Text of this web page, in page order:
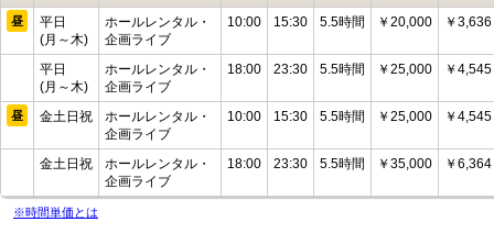
昼
平日
(月～木)
ホールレンタル・
企画ライブ
10:00 15:30 5.5時間 ￥20,000 ￥
平日
(月～木)
ホールレンタル・
企画ライブ
18:00 23:30 5.5時間 ￥25,000 ￥
昼 金土日祝
ホールレンタル・
企画ライブ
10:00 15:30 5.5時間 ￥25,000 ￥
金土日祝
ホールレンタル・
企画ライブ
18:00 23:30 5.5時間 ￥35,000 ￥
※時間単価とは